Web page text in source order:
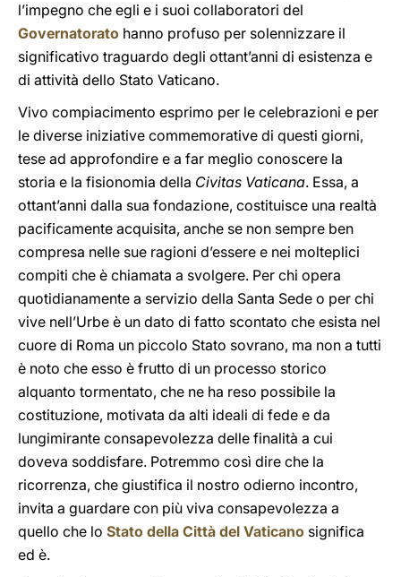
l’impegno che egli e i suoi collaboratori del
Governatorato hanno profuso per solennizzare il
significativo traguardo degli ottant’anni di esistenza e
di attività dello Stato Vaticano.
Vivo compiacimento esprimo per le celebrazioni e per
le diverse iniziative commemorative di questi giorni,
tese ad approfondire e a far meglio conoscere la
storia e la fisionomia della Civitas Vaticana. Essa, a
ottant’anni dalla sua fondazione, costituisce una realtà
pacificamente acquisita, anche se non sempre ben
compresa nelle sue ragioni d’essere e nei molteplici
compiti che è chiamata a svolgere. Per chi opera
quotidianamente a servizio della Santa Sede o per chi
vive nell’Urbe è un dato di fatto scontato che esista nel
cuore di Roma un piccolo Stato sovrano, ma non a tutti
è noto che esso è frutto di un processo storico
alquanto tormentato, che ne ha reso possibile la
costituzione, motivata da alti ideali di fede e da
lungimirante consapevolezza delle finalità a cui
doveva soddisfare. Potremmo così dire che la
ricorrenza, che giustifica il nostro odierno incontro,
invita a guardare con più viva consapevolezza a
quello che lo Stato della Città del Vaticano significa
ed è.